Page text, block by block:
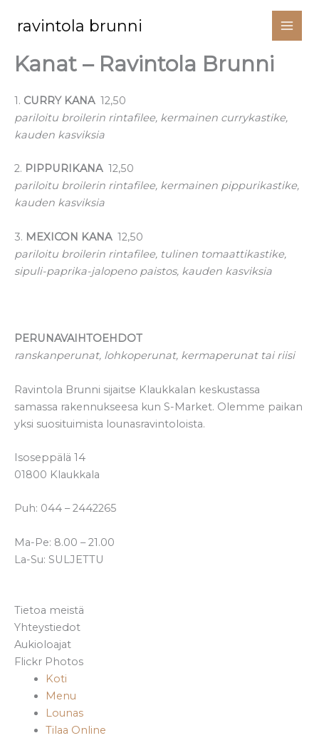
sisältöön
ravintola brunni
Kanat – Ravintola Brunni
1. CURRY KANA12,50
pariloitu broilerin rintafilee, kermainen currykastike,
kauden kasviksia
2. PIPPURIKANA12,50
pariloitu broilerin rintafilee, kermainen pippurikastike,
kauden kasviksia
3. MEXICON KANA12,50
pariloitu broilerin rintafilee, tulinen tomaattikastike,
sipuli-paprika-jalopeno paistos, kauden kasviksia
PERUNAVAIHTOEHDOT
ranskanperunat, lohkoperunat, kermaperunat tai riisi
Ravintola Brunni sijaitse Klaukkalan keskustassa
samassa rakennukseesa kun S-Market. Olemme paikan
yksi suosituimista lounasravintoloista.
Isoseppälä 14
01800 Klaukkala
Puh: 044 – 2442265
Ma-Pe: 8.00 – 21.00
La-Su: SULJETTU
Tietoa meistä
Yhteystiedot
Aukioloajat
Flickr Photos
Koti
Menu
Lounas
Tilaa Online